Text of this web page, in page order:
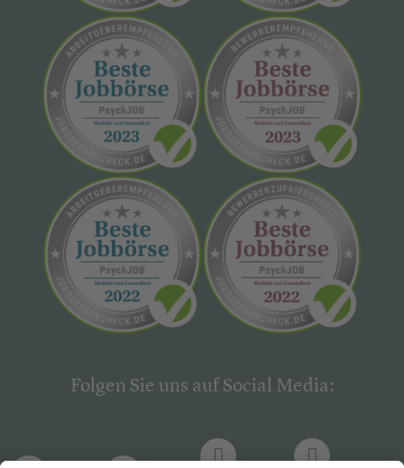
Folgen Sie uns auf Social Media: